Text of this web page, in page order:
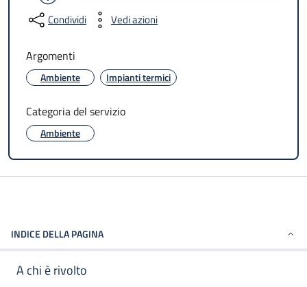
Condividi Vedi azioni
Argomenti
Ambiente Impianti termici
Categoria del servizio
Ambiente
INDICE DELLA PAGINA
A chi è rivolto